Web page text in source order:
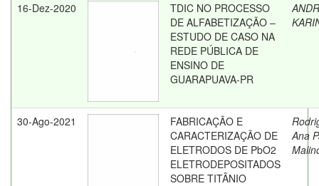
16-Dez-2020
TDIC NO PROCESSO
DE ALFABETIZAÇÃO –
ESTUDO DE CASO NA
REDE PÚBLICA DE
ENSINO DE
GUARAPUAVA-PR
30-Ago-2021
FABRICAÇÃO E
CARACTERIZAÇÃO DE
ELETRODOS DE PbO2
ELETRODEPOSITADOS
SOBRE TITÂNIO
Ana